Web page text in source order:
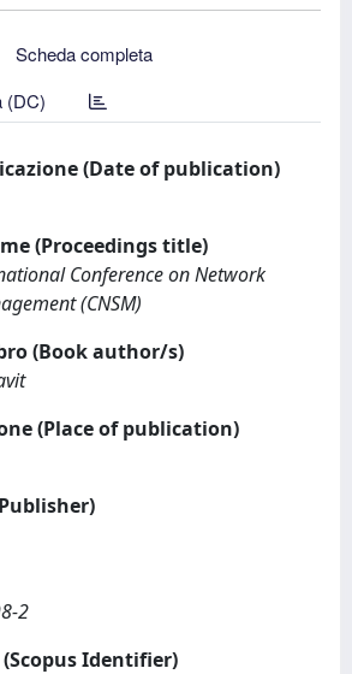
Scheda completa
(DC)
(Date of publication)
(Proceedings title)
Conference on Network
(CNSM)
(Book author/s)
(Place of publication)
2
(Scopus Identifier)